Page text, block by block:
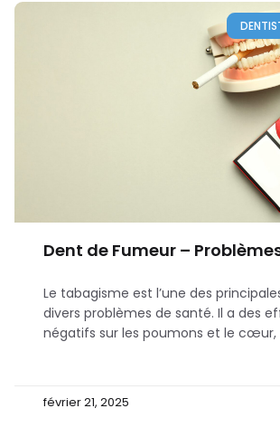
Dent de Fumeur –
Le tabagisme est l’une des
divers problèmes de santé. Il a des
négatifs sur les poumons et le cœur,
février 21, 2025